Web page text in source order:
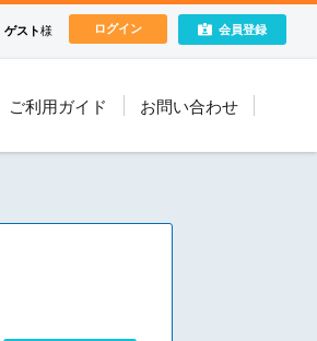
会員登録
ログイン
ゲスト様
ご利用ガイド お問い合わせ